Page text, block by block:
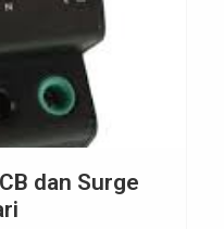
dan Surge